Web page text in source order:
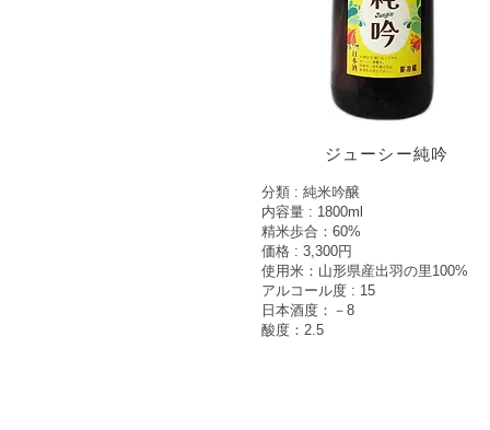
ジューシー純吟
分類 : 純米吟醸
内容量 : 1800ml
​精米歩合：60%
価格 : 3,300円
使用米：山形県産出羽の里100%
アルコール度 : 15
日本酒度：－8
酸度：2.5